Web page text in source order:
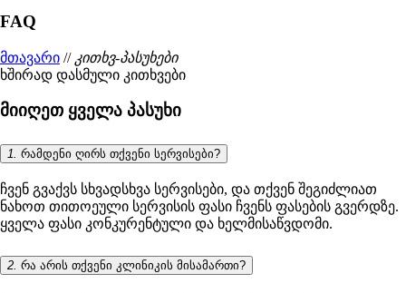
FAQ
მთავარი // კითხვ-პასუხები
ხშირად დასმული კითხვები
მიიღეთ ყველა პასუხი
1. რამდენი ღირს თქვენი სერვისები?
ჩვენ გვაქვს სხვადსხვა სერვისები, და თქვენ შეგიძლიათ
ნახოთ თითოეული სერვისის ფასი ჩვენს ფასების გვერდზე.
ყველა ფასი კონკურენტული და ხელმისაწვდომი.
2. რა არის თქვენი კლინიკის მისამართი?